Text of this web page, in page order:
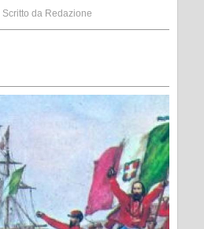
Scritto da Redazione